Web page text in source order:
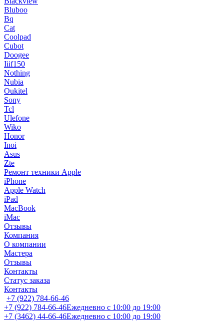
Bluboo
Bq
Cat
Coolpad
Cubot
Doogee
Iiif150
Nothing
Nubia
Oukitel
Sony
Tcl
Ulefone
Wiko
Honor
Inoi
Asus
Zte
Ремонт техники Apple
iPhone
Apple Watch
iPad
MacBook
iMac
Отзывы
Компания
О компании
Мастера
Отзывы
Контакты
Статус заказа
Контакты
+7 (922) 784-66-46
+7 (922) 784-66-46Ежедневно с 10:00 до 19:00
+7 (3462) 44-66-46Ежедневно с 10:00 до 19:00